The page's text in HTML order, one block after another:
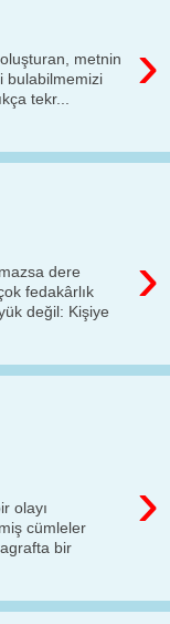
›
metnin
bulabilmemizi
tekr...
›
dere
fedakârlık
değil: Kişiye
›
olayı
cümleler
bir